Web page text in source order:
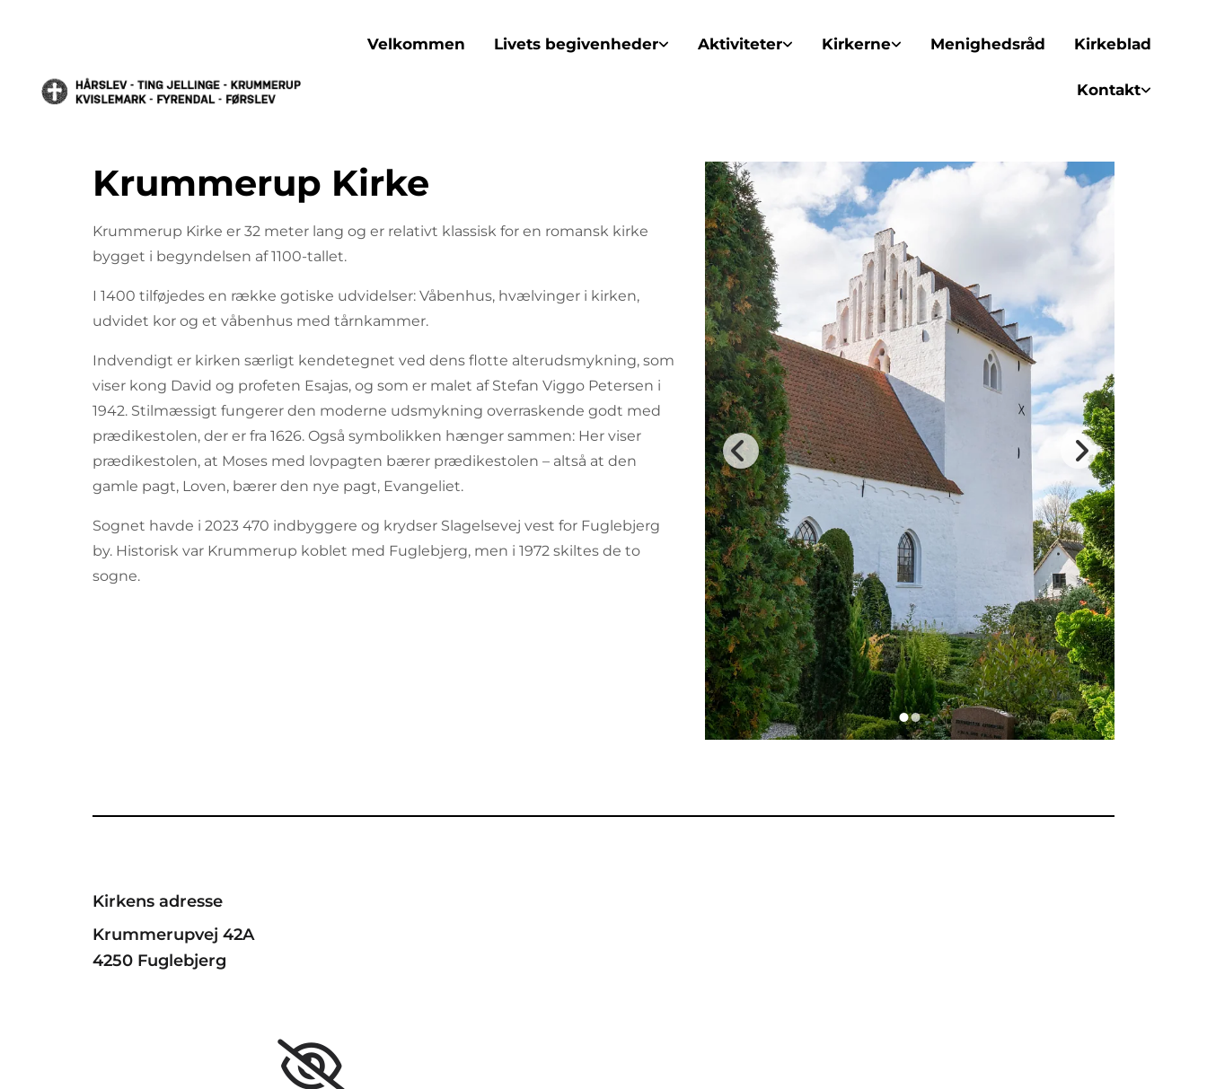
Velkommen Livets begivenheder Aktiviteter Kirkerne Menighedsråd Kirkeblad
Kontakt
Krummerup Kirke
Krummerup Kirke er 32 meter lang og er relativt klassisk for en romansk kirke
bygget i begyndelsen af 1100-tallet.
I 1400 tilføjedes en række gotiske udvidelser: Våbenhus, hvælvinger i kirken,
udvidet kor og et våbenhus med tårnkammer.
Indvendigt er kirken særligt kendetegnet ved dens flotte alterudsmykning, som
viser kong David og profeten Esajas, og som er malet af Stefan Viggo Petersen i
1942. Stilmæssigt fungerer den moderne udsmykning overraskende godt med
prædikestolen, der er fra 1626. Også symbolikken hænger sammen: Her viser
prædikestolen, at Moses med lovpagten bærer prædikestolen – altså at den
gamle pagt, Loven, bærer den nye pagt, Evangeliet.
Sognet havde i 2023 470 indbyggere og krydser Slagelsevej vest for Fuglebjerg
by. Historisk var Krummerup koblet med Fuglebjerg, men i 1972 skiltes de to
sogne.
Kirkens adresse
Krummerupvej 42A
4250 Fuglebjerg